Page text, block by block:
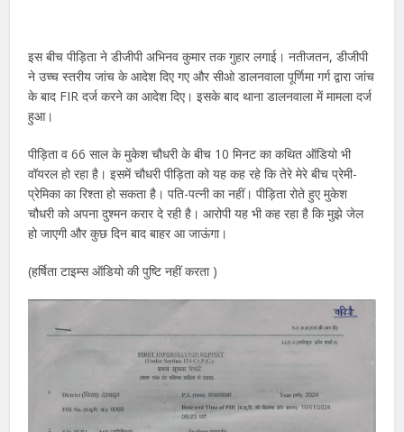
इस बीच पीड़िता ने डीजीपी अभिनव कुमार तक गुहार लगाई। नतीजतन, डीजीपी
ने उच्च स्तरीय जांच के आदेश दिए गए और सीओ डालनवाला पूर्णिमा गर्ग द्वारा जांच
के बाद FIR दर्ज करने का आदेश दिए। इसके बाद थाना डालनवाला में मामला दर्ज
हुआ।
पीड़िता व 66 साल के मुकेश चौधरी के बीच 10 मिनट का कथित ऑडियो भी
वॉयरल हो रहा है। इसमें चौधरी पीड़िता को यह कह रहे कि तेरे मेरे बीच प्रेमी-
प्रेमिका का रिश्ता हो सकता है। पति-पत्नी का नहीं। पीड़िता रोते हुए मुकेश
चौधरी को अपना दुश्मन करार दे रही है। आरोपी यह भी कह रहा है कि मुझे जेल
हो जाएगी और कुछ दिन बाद बाहर आ जाऊंगा।
(हर्षिता टाइम्स ऑडियो की पुष्टि नहीं करता )